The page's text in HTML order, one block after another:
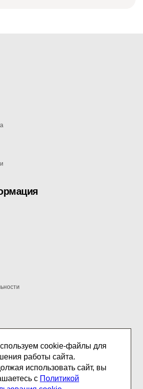
шоссе
cookie-файлы для
работы сайта.
использовать сайт, вы
с Политикой